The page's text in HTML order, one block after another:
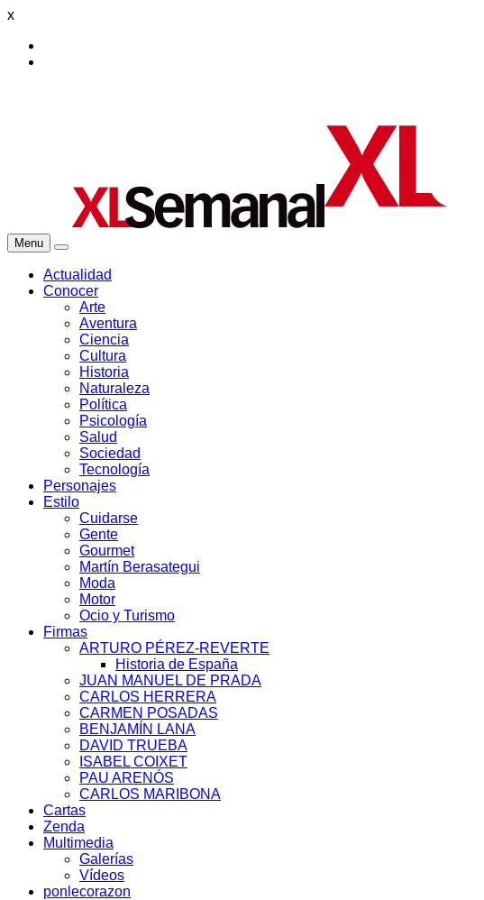
x
Menu
Actualidad
Conocer
Arte
Aventura
Ciencia
Cultura
Historia
Naturaleza
Política
Psicología
Salud
Sociedad
Tecnología
Personajes
Estilo
Cuidarse
Gente
Gourmet
Martín Berasategui
Moda
Motor
Ocio y Turismo
Firmas
ARTURO PÉREZ-REVERTE
Historia de España
JUAN MANUEL DE PRADA
CARLOS HERRERA
CARMEN POSADAS
BENJAMÍN LANA
DAVID TRUEBA
ISABEL COIXET
PAU ARENÓS
CARLOS MARIBONA
Cartas
Zenda
Multimedia
Galerías
Vídeos
ponlecorazon